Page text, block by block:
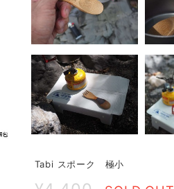
Tabi スポーク 極小